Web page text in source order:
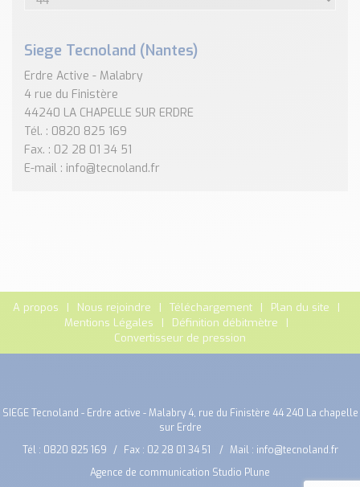
Siege Tecnoland (Nantes)
Erdre Active - Malabry
4 rue du Finistère
44240 LA CHAPELLE SUR ERDRE
Tél. : 0820 825 169
Fax. : 02 28 01 34 51
E-mail : info@tecnoland.fr
A propos Nous rejoindre Téléchargement
Plan du site
Mentions Légales
Définition débitmètre
Convertisseur de pression
SIEGE Tecnoland - Erdre active - Malabry 4, rue du Finistère 44 240 La chapelle
sur Erdre
Tél : 0820 825 169 Fax : 02 28 01 34 51 Mail : info@tecnoland.fr
Agence de communication Studio Plune